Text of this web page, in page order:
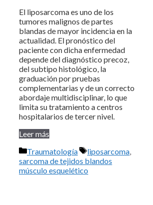
El liposarcoma es uno de los
tumores malignos de partes
blandas de mayor incidencia en la
actualidad. El pronóstico del
paciente con dicha enfermedad
depende del diagnóstico precoz,
del subtipo histológico, la
graduación por pruebas
complementarias y de un correcto
abordaje multidisciplinar, lo que
limita su tratamiento a centros
hospitalarios de tercer nivel.
Leer más
Categorías
Traumatología Etiquetas
liposarcoma,
sarcoma de tejidos blandos
músculo esquelético